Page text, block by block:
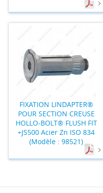
FIXATION LINDAPTER®
POUR SECTION CREUSE
HOLLO-BOLT® FLUSH FIT
+JS500 Acier Zn ISO 834
(Modèle : 98521)